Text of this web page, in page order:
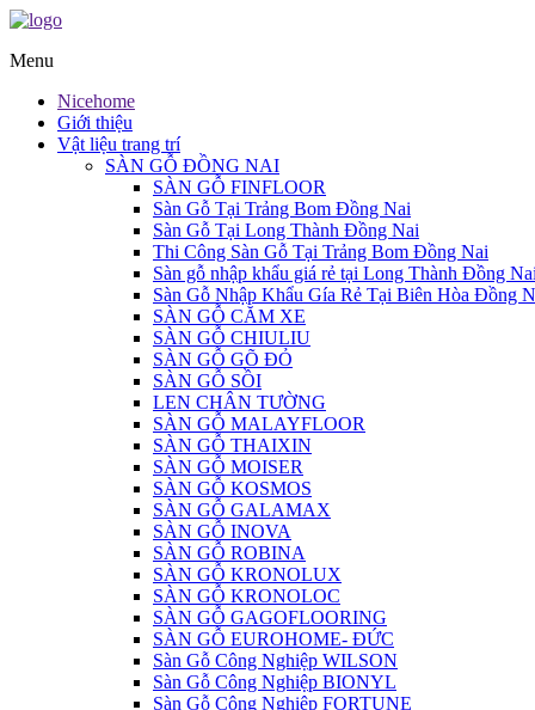
Menu
Nicehome
Giới thiệu
Vật liệu trang trí
SÀN GỖ ĐỒNG NAI
SÀN GỖ FINFLOOR
Sàn Gỗ Tại Trảng Bom Đồng Nai
Sàn Gỗ Tại Long Thành Đồng Nai
Thi Công Sàn Gỗ Tại Trảng Bom Đồng Nai
Sàn gỗ nhập khẩu giá rẻ tại Long Thành Đồng
Sàn Gỗ Nhập Khẩu Gía Rẻ Tại Biên Hòa Đồng
SÀN GỖ CĂM XE
SÀN GỖ CHIULIU
SÀN GỖ GÕ ĐỎ
SÀN GỖ SỒI
LEN CHÂN TƯỜNG
SÀN GỖ MALAYFLOOR
SÀN GỖ THAIXIN
SÀN GỖ MOISER
SÀN GỖ KOSMOS
SÀN GỖ GALAMAX
SÀN GỖ INOVA
SÀN GỖ ROBINA
SÀN GỖ KRONOLUX
SÀN GỖ KRONOLOC
SÀN GỖ GAGOFLOORING
SÀN GỖ EUROHOME- ĐỨC
Sàn Gỗ Công Nghiệp WILSON
Sàn Gỗ Công Nghiệp BIONYL
Sàn Gỗ Công Nghiệp FORTUNE